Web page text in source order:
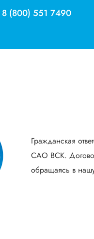
8 (800) 551 7490
Гражданская
САО ВСК.
обращаясь в